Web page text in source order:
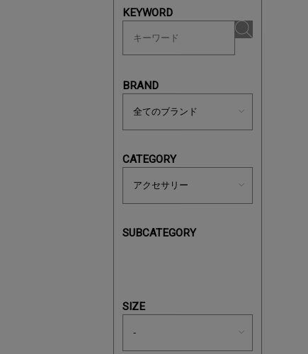
KEYWORD
BRAND
CATEGORY
SUBCATEGORY
SIZE
即戦力
夏服ま